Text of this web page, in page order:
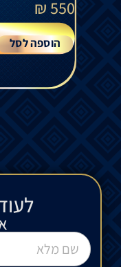
550
₪
הוספה לסל